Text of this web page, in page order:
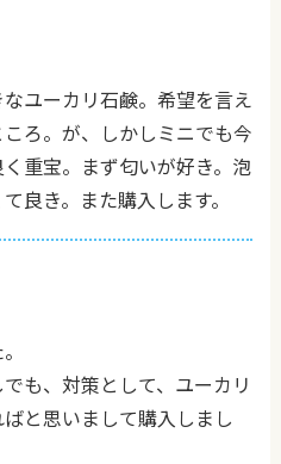
ユーカリ石鹸。希望を言え
ろ。が、しかしミニでも今
重宝。まず匂いが好き。泡
良き。また購入します。
も、対策として、ユーカリ
と思いまして購入しまし